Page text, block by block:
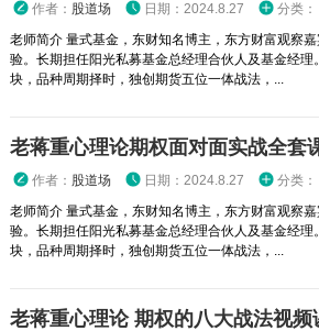
作者： 股道场 日期：2024.8.27 分类：
老师简介 量式基金，东财知名博主，东方财富观察
验。长期担任阳光私募基金总经理合伙人及基金经理
块，品种周期择时，独创期货五位一体战法，...
老蒋重心理论期权面对面实战全套
作者： 股道场 日期：2024.8.27 分类：
老师简介 量式基金，东财知名博主，东方财富观察
验。长期担任阳光私募基金总经理合伙人及基金经理
块，品种周期择时，独创期货五位一体战法，...
老蒋重心理论 期权的八大战法视频